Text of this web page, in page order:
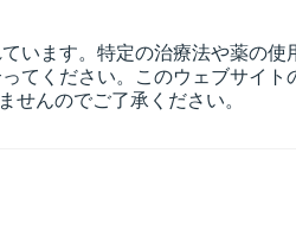
います。特定の治療法や薬の使
てください。このウェブサイト
んのでご了承ください。